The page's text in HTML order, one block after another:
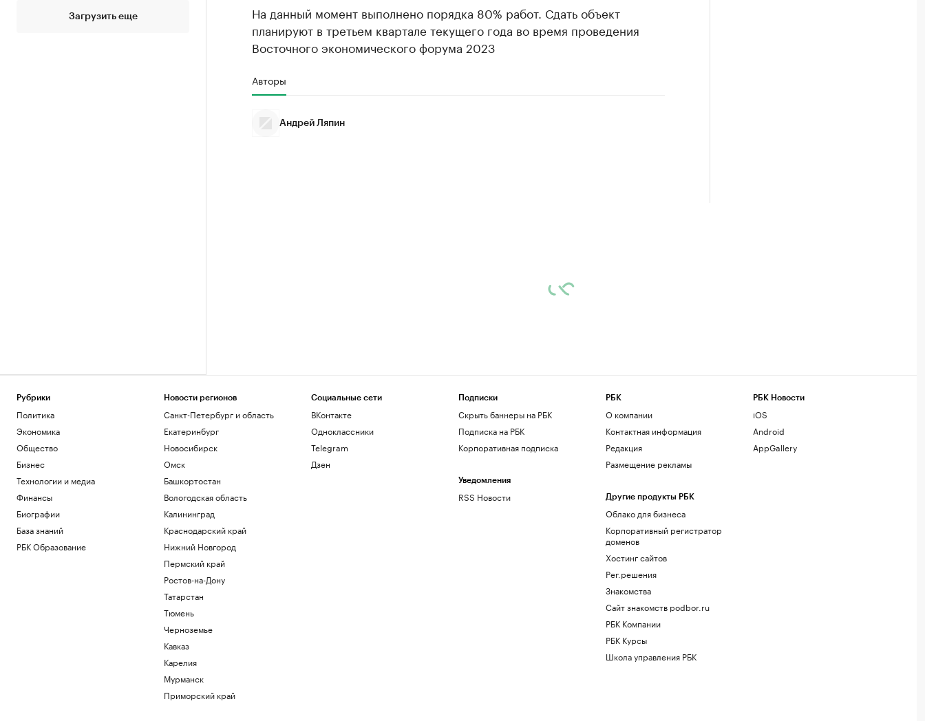
Загрузить еще
На данный момент выполнено порядка 80% работ. Сдать объект
планируют в третьем квартале текущего года во время проведения
Восточного экономического форума 2023
Авторы
Андрей Ляпин
Рубрики
Политика
Экономика
Общество
Бизнес
Технологии и медиа
Финансы
Биографии
База знаний
РБК Образование
Новости регионов
Санкт-Петербург и область
Екатеринбург
Новосибирск
Омск
Башкортостан
Вологодская область
Калининград
Краснодарский край
Нижний Новгород
Пермский край
Ростов-на-Дону
Татарстан
Тюмень
Черноземье
Кавказ
Карелия
Мурманск
Приморский край
Социальные сети
ВКонтакте
Одноклассники
Telegram
Дзен
Подписки
Скрыть баннеры на РБК
Подписка на РБК
Корпоративная подписка
Уведомления
RSS Новости
РБК
О компании
Контактная информация
Редакция
Размещение рекламы
Другие продукты РБК
Облако для бизнеса
Корпоративный регистратор
доменов
Хостинг сайтов
Рег.решения
Знакомства
Сайт знакомств podbor.ru
РБК Компании
РБК Курсы
Школа управления РБК
РБК Новости
iOS
Android
AppGallery